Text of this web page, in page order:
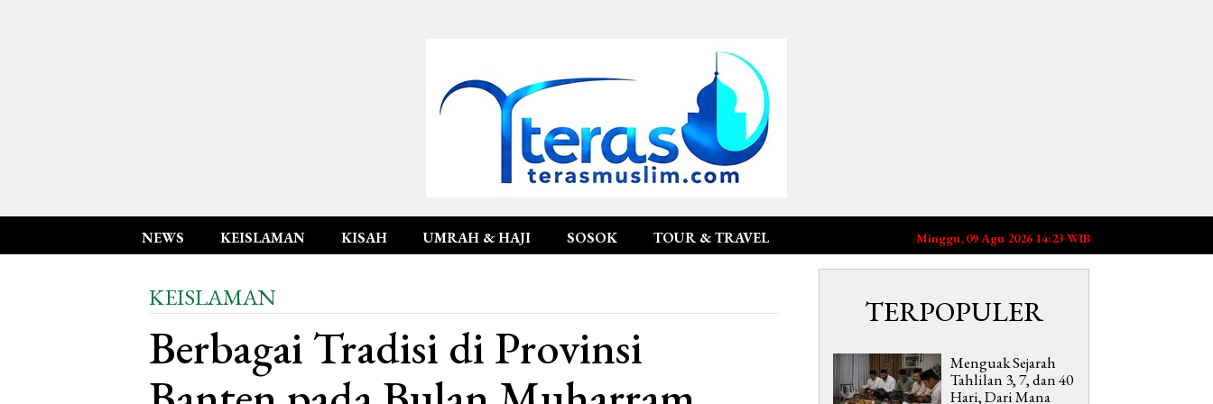
NEWS KEISLAMAN KISAH UMRAH & HAJI SOSOK TOUR & TRAVEL Minggu, 09 Agu 2026 14:23 WIB
KEISLAMAN
Berbagai Tradisi di Provinsi
TERPOPULER
Menguak Sejarah
Tahlilan 3, 7, dan 40
Hari, Dari Mana